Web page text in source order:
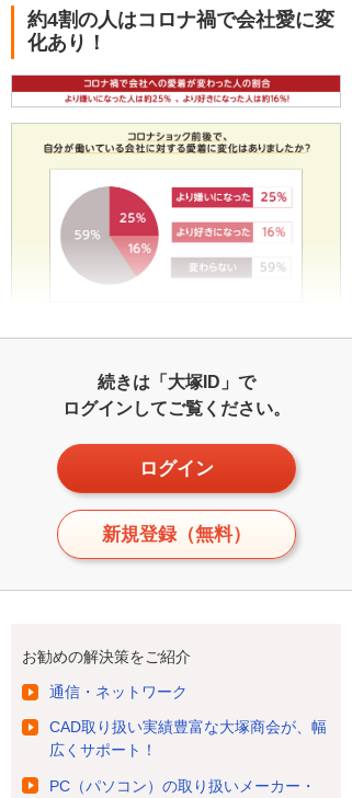
約4割の人はコロナ禍で会社愛に変
化あり！
続きは「大塚ID」で
ログインしてご覧ください。
ログイン
新規登録（無料）
お勧めの解決策をご紹介
通信・ネットワーク
CAD取り扱い実績豊富な大塚商会が、幅
広くサポート！
PC（パソコン）の取り扱いメーカー・